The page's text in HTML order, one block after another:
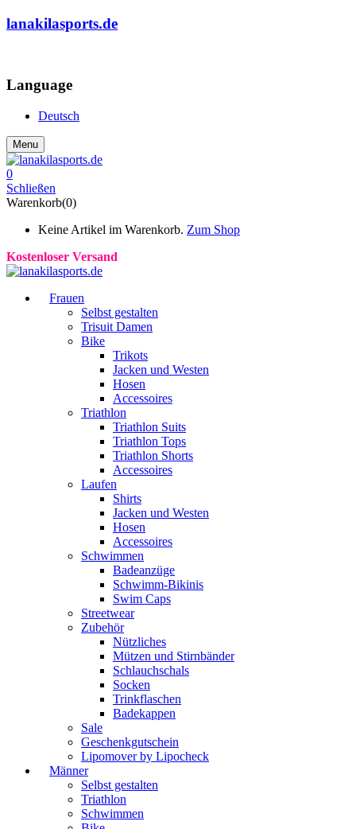
lanakilasports.de
Language
Deutsch
Menu
0
Schließen
Warenkorb(0)
Keine Artikel im Warenkorb. Zum Shop
Kostenloser Versand
Frauen
Selbst gestalten
Trisuit Damen
Bike
Trikots
Jacken und Westen
Hosen
Accessoires
Triathlon
Triathlon Suits
Triathlon Tops
Triathlon Shorts
Accessoires
Laufen
Shirts
Jacken und Westen
Hosen
Accessoires
Schwimmen
Badeanzüge
Schwimm-Bikinis
Swim Caps
Streetwear
Zubehör
Nützliches
Mützen und Stirnbänder
Schlauchschals
Socken
Trinkflaschen
Badekappen
Sale
Geschenkgutschein
Lipomover by Lipocheck
Männer
Selbst gestalten
Triathlon
Schwimmen